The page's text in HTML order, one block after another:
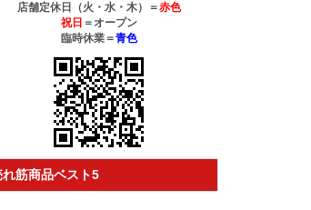
店舗定休日（火・水・木）＝赤色
祝日 ＝オープン
臨時休業＝青色
れ筋商品ベスト5